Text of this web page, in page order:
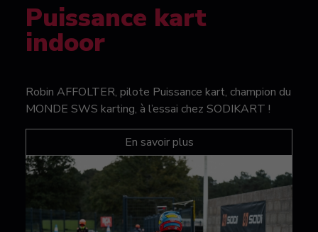
Puissance kart
indoor
Robin AFFOLTER, pilote Puissance kart, champion du
MONDE SWS karting, à l’essai chez SODIKART !
En savoir plus